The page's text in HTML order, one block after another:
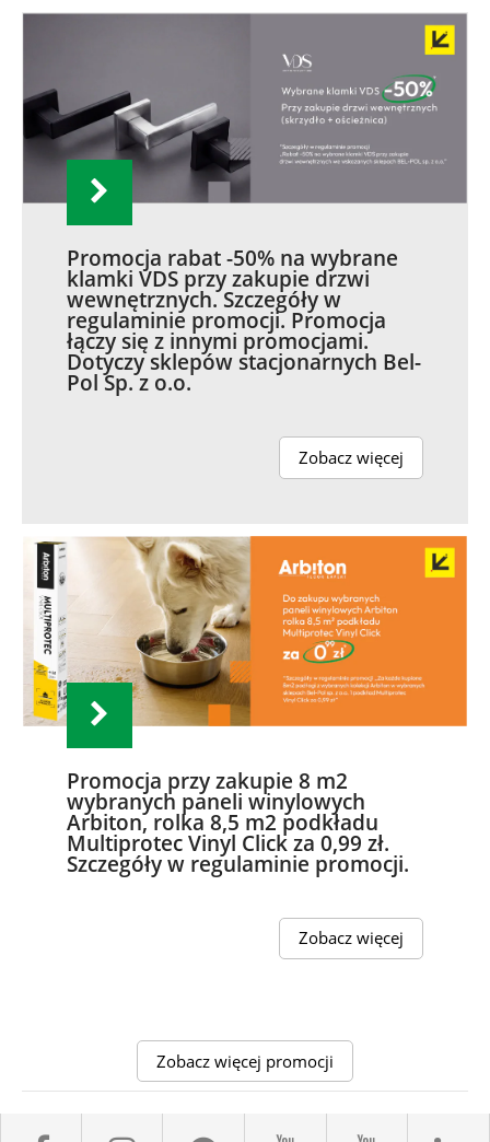
Promocja rabat -50% na wybrane
klamki VDS przy zakupie drzwi
wewnętrznych. Szczegóły w
regulaminie promocji. Promocja
łączy się z innymi promocjami.
Dotyczy sklepów stacjonarnych Bel-
Pol Sp. z o.o.
Zobacz więcej
Promocja przy zakupie 8 m2
wybranych paneli winylowych
Arbiton, rolka 8,5 m2 podkładu
Multiprotec Vinyl Click za 0,99 zł.
Szczegóły w regulaminie promocji.
Zobacz więcej
Zobacz więcej promocji